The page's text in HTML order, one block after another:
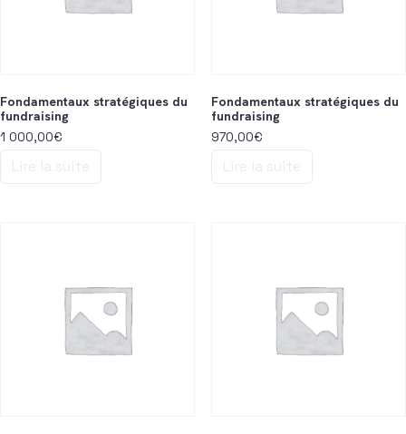
Fondamentaux stratégiques du
fundraising
1 000,00€
Fondamentaux stratégiques du
fundraising
970,00€